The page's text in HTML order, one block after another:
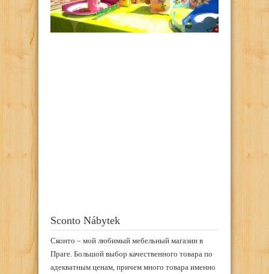
Sconto Nábytek
Сконто – мой любимый мебельный магазин в
Праге. Большой выбор качественного товара по
адекватным ценам, причем много товара именно